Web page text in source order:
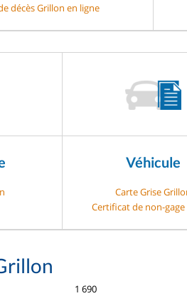
décès Grillon en ligne
Véhicule
Carte Grise
Certificat de non-gage
1 690